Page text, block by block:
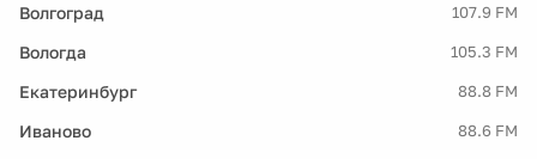
Волгоград 107.9 FM
Вологда 105.3 FM
Екатеринбург 88.8 FM
Иваново 88.6 FM